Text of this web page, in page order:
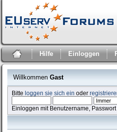
Hilfe Einloggen
Willkommen Gast
Bitteloggen sie sich ein oder
Einloggen mit Benutzername,